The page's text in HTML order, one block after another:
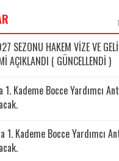
SEZONU HAKEM VİZE VE
AÇIKLANDI ( GÜNCELLENDİ )
1. Kademe Bocce Yardımcı
1. Kademe Bocce Yardımcı